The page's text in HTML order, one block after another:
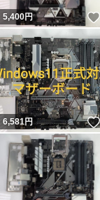
5,400円
6,581円